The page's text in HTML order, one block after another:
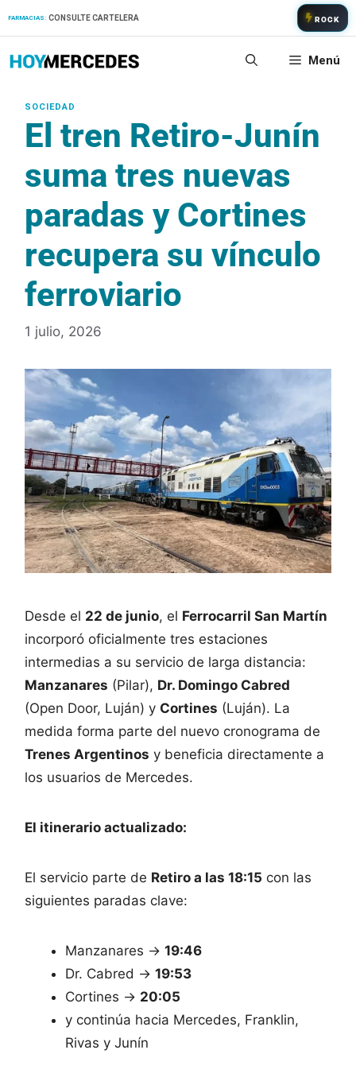
FARMACIAS: CONSULTE CARTELERA ROCK
Menú
El tren Retiro-Junín
suma tres nuevas
paradas y Cortines
recupera su vínculo
ferroviario
1 julio, 2026
Desde el 22 de junio, el Ferrocarril San Martín
incorporó oficialmente tres estaciones
intermedias a su servicio de larga distancia:
Manzanares (Pilar), Dr. Domingo Cabred
(Open Door, Luján) y Cortines (Luján). La
medida forma parte del nuevo cronograma de
Trenes Argentinos y beneficia directamente a
los usuarios de Mercedes.
El itinerario actualizado:
El servicio parte de Retiro a las 18:15 con las
siguientes paradas clave:
Manzanares → 19:46
Dr. Cabred → 19:53
Cortines → 20:05
y continúa hacia Mercedes, Franklin,
Rivas y Junín